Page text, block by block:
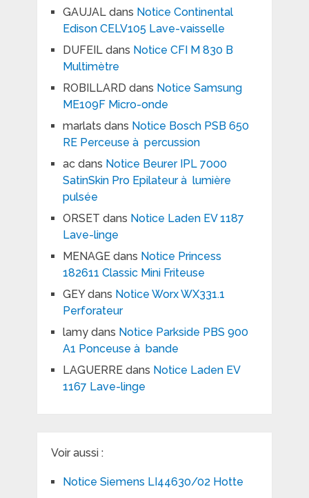
GAUJALdans Notice Continental
Edison CELV105 Lave-vaisselle
DUFEILdans Notice CFI M 830 B
Multimètre
ROBILLARD dans Notice Samsung
ME109F Micro-onde
marlats dans Notice Bosch PSB 650
RE Perceuse à percussion
acdans Notice Beurer IPL 7000
SatinSkin Pro Epilateur à lumière
pulsée
ORSET dans Notice Laden EV 1187
Lave-linge
MENAGEdans Notice Princess
182611 Classic Mini Friteuse
GEYdans Notice Worx WX331.1
Perforateur
lamydans Notice Parkside PBS 900
A1 Ponceuse à bande
LAGUERREdans Notice Laden EV
1167 Lave-linge
Voir aussi :
Notice Siemens LI44630/02 Hotte